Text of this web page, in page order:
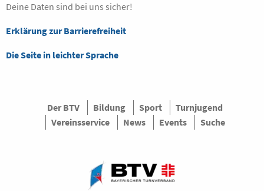
Deine Daten sind bei uns sicher!
Erklärung zur Barrierefreiheit
Die Seite in leichter Sprache
Der BTV Bildung Sport
Turnjugend
Vereinsservice
News Events Suche